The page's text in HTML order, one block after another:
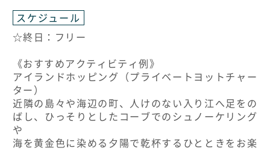
スケジュール
☆終日：フリー
《おすすめアクティビティ例》
アイランドホッピング（プライベートヨットチャー
ター）
近隣の島々や海辺の町、人けのない入り江へ足をの
ばし、ひっそりとしたコーブでのシュノーケリング
や
海を黄金色に染める夕陽で乾杯するひとときをお楽